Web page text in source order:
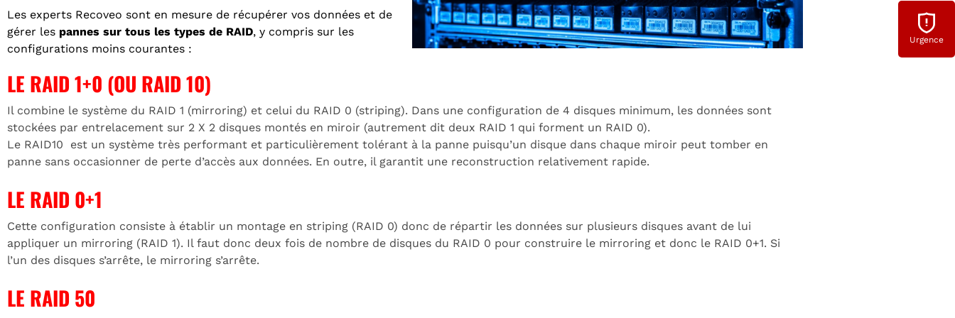
Urgence
Les experts Recoveo sont en mesure de récupérer vos données et de
gérer les pannes sur tous les types de RAID, y compris sur les
configurations moins courantes :
LE RAID 1+0 (OU RAID 10)
Il combine le système du RAID 1 (mirroring) et celui du RAID 0 (striping). Dans une configuration de 4 disques minimum, les données sont
stockées par entrelacement sur 2 X 2 disques montés en miroir (autrement dit deux RAID 1 qui forment un RAID 0).
Le RAID10 est un système très performant et particulièrement tolérant à la panne puisqu’un disque dans chaque miroir peut tomber en
panne sans occasionner de perte d’accès aux données. En outre, il garantit une reconstruction relativement rapide.
LE RAID 0+1
Cette configuration consiste à établir un montage en striping (RAID 0) donc de répartir les données sur plusieurs disques avant de lui
appliquer un mirroring (RAID 1). Il faut donc deux fois de nombre de disques du RAID 0 pour construire le mirroring et donc le RAID 0+1. Si
l’un des disques s’arrête, le mirroring s’arrête.
LE RAID 50